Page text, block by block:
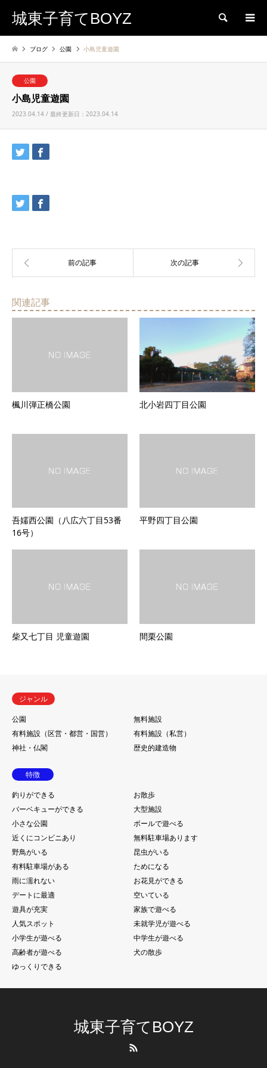
城東子育てBOYZ 検索
ブログ 公園 小島児童遊園
公園
小島児童遊園
2023.04.14 / 最終更新日：2023.04.14
関連記事
楓川弾正橋公園 北小岩四丁目公園
吾嬬西公園（八広六丁目53番
16号）
平野四丁目公園
柴又七丁目 児童遊園 間栗公園
ジャンル
公園
無料施設
有料施設（区営・都営・国営）
有料施設（私営）
神社・仏閣
歴史的建造物
特徴
釣りができる
お散歩
バーベキューができる
大型施設
小さな公園
ボールで遊べる
近くにコンビニあり
無料駐車場あります
野鳥がいる
昆虫がいる
有料駐車場がある
ためになる
雨に濡れない
お花見ができる
デートに最適
空いている
遊具が充実
家族で遊べる
人気スポット
未就学児が遊べる
小学生が遊べる
中学生が遊べる
高齢者が遊べる
犬の散歩
ゆっくりできる
城東子育てBOYZ